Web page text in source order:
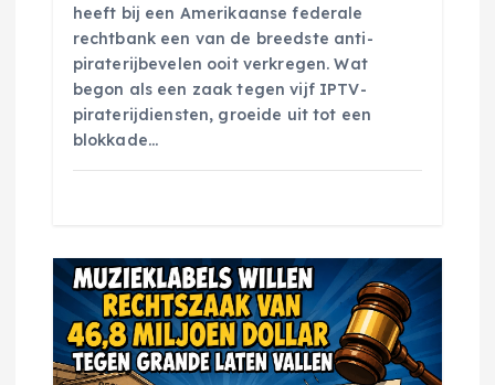
heeft bij een Amerikaanse federale
rechtbank een van de breedste anti-
piraterijbevelen ooit verkregen. Wat
begon als een zaak tegen vijf IPTV-
piraterijdiensten, groeide uit tot een
blokkade…